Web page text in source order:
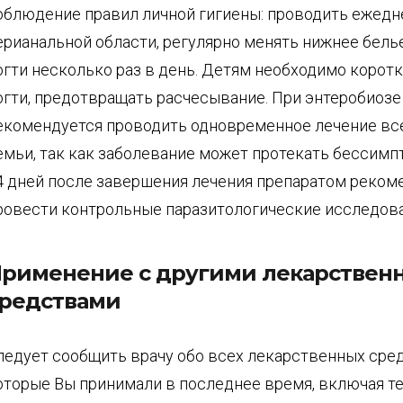
правил личной гигиены: проводить
области, регулярно менять нижнее
несколько раз в день. Детям необходимо
предотвращать расчесывание. При энтеробиозе
проводить одновременное лечение
так как заболевание может протекать
дней после завершения лечения препаратом
контрольные паразитологические
с другими
сообщить врачу обо всех лекарственных
Вы принимали в последнее время, включая